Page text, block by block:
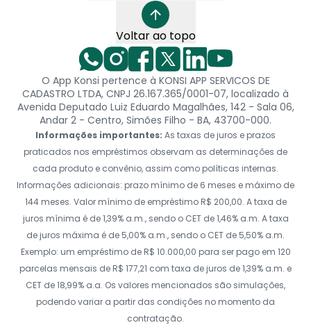
Voltar ao topo
O App Konsi pertence à KONSI APP SERVICOS DE
CADASTRO LTDA, CNPJ 26.167.365/0001-07, localizado à
Avenida Deputado Luiz Eduardo Magalhães, 142 - Sala 06,
Andar 2 - Centro, Simões Filho - BA, 43700-000.
Informações importantes: As taxas de juros e prazos
praticados nos empréstimos observam as determinações de
cada produto e convênio, assim como políticas internas.
Informações adicionais: prazo mínimo de 6 meses e máximo de
144 meses. Valor mínimo de empréstimo R$ 200,00. A taxa de
juros mínima é de 1,39% a.m., sendo o CET de 1,46% a.m. A taxa
de juros máxima é de 5,00% a.m., sendo o CET de 5,50% a.m.
Exemplo: um empréstimo de R$ 10.000,00 para ser pago em 120
parcelas mensais de R$ 177,21 com taxa de juros de 1,39% a.m. e
CET de 18,99% a.a. Os valores mencionados são simulações,
podendo variar a partir das condições no momento da
contratação.